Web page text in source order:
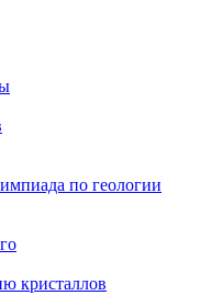
по геологии
кристаллов